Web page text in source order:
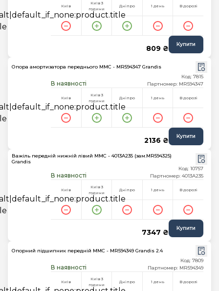
Київ
Київ 3
години
Дніпро 1 день В дорозі
809 ₴ Купити
Опора амортизатора переднього MMC - MR594347 Grandis
В наявності
Код: 7815
Партномер: MR594347
Київ
Київ 3
години
Дніпро 1 день В дорозі
2136 ₴ Купити
Важіль передній нижній лівий MMC - 4013A235 (зам.MR594325)
Grandis
В наявності
Код: 10757
Партномер: 4013A235
Київ
Київ 3
години
Дніпро 1 день В дорозі
7347 ₴ Купити
Опорний підшипник передній MMC - MR594349 Grandis 2.4
В наявності
Код: 7809
Партномер: MR594349
Київ
Київ 3
години
Дніпро 1 день В дорозі